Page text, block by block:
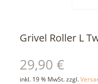
Grivel Roller L
29,90 €
inkl. 19 % MwSt. zzgl.